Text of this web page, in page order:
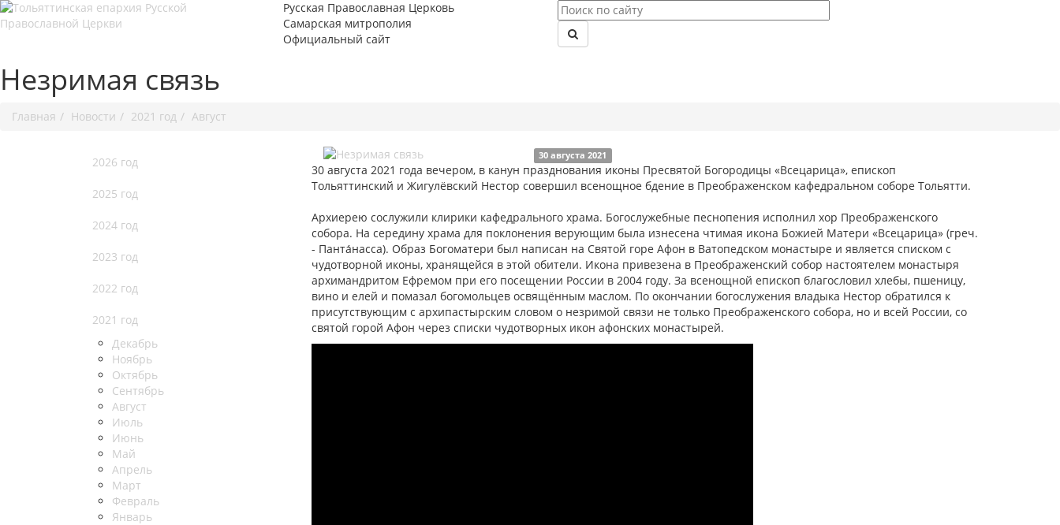
Русская Православная Церковь
Самарская митрополия
Официальный сайт
Незримая связь
Главная Новости 2021 год Август
2026 год
2025 год
2024 год
2023 год
2022 год
2021 год
Декабрь
Ноябрь
Октябрь
Сентябрь
Август
Июль
Июнь
Май
Апрель
Март
Февраль
Январь
30 августа 2021
30 августа 2021 года вечером, в канун празднования иконы Пресвятой Богородицы «Всецарица», епископ
Тольяттинский и Жигулёвский Нестор совершил всенощное бдение в Преображенском кафедральном соборе Тольятти.
Архиерею сослужили клирики кафедрального храма. Богослужебные песнопения исполнил хор Преображенского
собора. На середину храма для поклонения верующим была изнесена чтимая икона Божией Матери «Всецарица» (греч.
- Панта́насса). Образ Богоматери был написан на Святой горе Афон в Ватопедском монастыре и является списком с
чудотворной иконы, хранящейся в этой обители. Икона привезена в Преображенский собор настоятелем монастыря
архимандритом Ефремом при его посещении России в 2004 году. За всенощной епископ благословил хлебы, пшеницу,
вино и елей и помазал богомольцев освящённым маслом. По окончании богослужения владыка Нестор обратился к
присутствующим с архипастырским словом о незримой связи не только Преображенского собора, но и всей России, со
святой горой Афон через списки чудотворных икон афонских монастырей.